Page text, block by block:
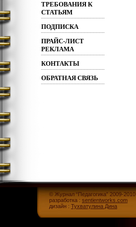
ТРЕБОВАНИЯ К
СТАТЬЯМ
ПОДПИСКА
ПРАЙС-ЛИСТ
РЕКЛАМА
КОНТАКТЫ
ОБРАТНАЯ СВЯЗЬ
© Журнал “Педагогика” 2009-2010
разработка : sentientworks.com
дизайн : Тухватулина Дина